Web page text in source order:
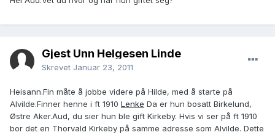
Gjest Unn Helgesen Linde
Skrevet Januar 23, 2011
Heisann.Fin måte å jobbe videre på Hilde, med å starte på
Alvilde.Finner henne i ft 1910 Lenke Da er hun bosatt Birkelund,
Østre Aker.Aud, du sier hun ble gift Kirkeby. Hvis vi ser på ft 1910
bor det en Thorvald Kirkeby på samme adresse som Alvilde. Dette